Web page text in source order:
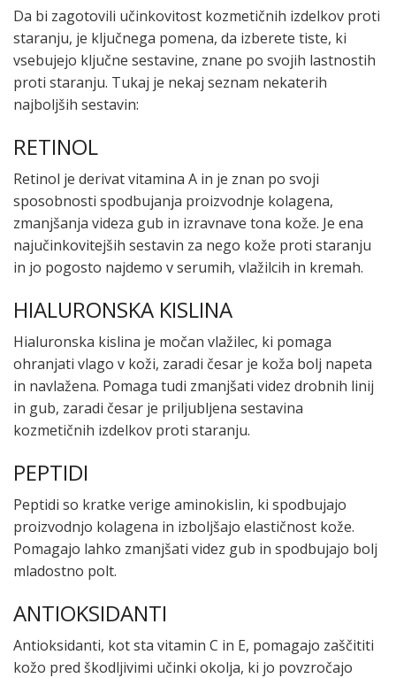
Da bi zagotovili učinkovitost kozmetičnih izdelkov proti
staranju, je ključnega pomena, da izberete tiste, ki
vsebujejo ključne sestavine, znane po svojih lastnostih
proti staranju. Tukaj je nekaj seznam nekaterih
najboljših sestavin:
RETINOL
Retinol je derivat vitamina A in je znan po svoji
sposobnosti spodbujanja proizvodnje kolagena,
zmanjšanja videza gub in izravnave tona kože. Je ena
najučinkovitejših sestavin za nego kože proti staranju
in jo pogosto najdemo v serumih, vlažilcih in kremah.
HIALURONSKA KISLINA
Hialuronska kislina je močan vlažilec, ki pomaga
ohranjati vlago v koži, zaradi česar je koža bolj napeta
in navlažena. Pomaga tudi zmanjšati videz drobnih linij
in gub, zaradi česar je priljubljena sestavina
kozmetičnih izdelkov proti staranju.
PEPTIDI
Peptidi so kratke verige aminokislin, ki spodbujajo
proizvodnjo kolagena in izboljšajo elastičnost kože.
Pomagajo lahko zmanjšati videz gub in spodbujajo bolj
mladostno polt.
ANTIOKSIDANTI
Antioksidanti, kot sta vitamin C in E, pomagajo zaščititi
kožo pred škodljivimi učinki okolja, ki jo povzročajo